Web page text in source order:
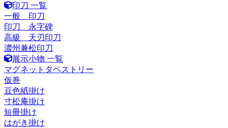
印刀 一覧
一般 印刀
印刀 永字碑
高級 天刃印刀
濃州兼松印刀
展示小物 一覧
マグネットタペストリー
仮巻
豆色紙掛け
寸松庵掛け
短冊掛け
はがき掛け